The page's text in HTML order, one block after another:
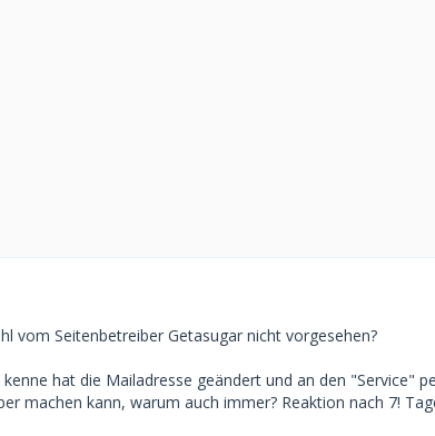
vom Seitenbetreiber Getasugar nicht vorgesehen?
hat die Mailadresse geändert und an den "Service"
machen kann, warum auch immer? Reaktion nach 7!